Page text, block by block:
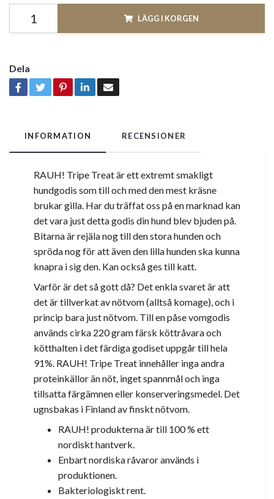
LÄGG I KORGEN
Dela
INFORMATION RECENSIONER
RAUH! Tripe Treat är ett extremt smakligt
hundgodis som till och med den mest kräsne
brukar gilla. Har du träffat oss på en marknad kan
det vara just detta godis din hund blev bjuden på.
Bitarna är rejäla nog till den stora hunden och
spröda nog för att även den lilla hunden ska kunna
knapra i sig den. Kan också ges till katt.
Varför är det så gott då? Det enkla svaret är att
det är tillverkat av nötvom (alltså komage), och i
princip bara just nötvom. Till en påse vomgodis
används cirka 220 gram färsk köttråvara och
kötthalten i det färdiga godiset uppgår till hela
91%. RAUH! Tripe Treat innehåller inga andra
proteinkällor än nöt, inget spannmål och inga
tillsatta färgämnen eller konserveringsmedel. Det
ugnsbakas i Finland av finskt nötvom.
RAUH! produkterna är till 100 % ett
nordiskt hantverk.
Enbart nordiska råvaror används i
produktionen.
Bakteriologiskt rent.